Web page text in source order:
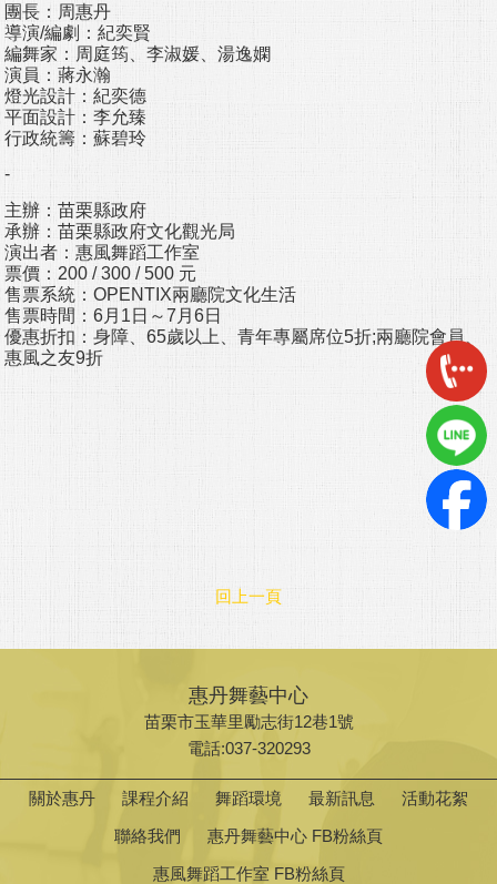
團長：周惠丹
導演/編劇：紀奕賢
編舞家：周庭筠、李淑媛、湯逸嫻
演員：蔣永瀚
燈光設計：紀奕德
平面設計：李允臻
行政統籌：蘇碧玲
-
主辦：苗栗縣政府
承辦：苗栗縣政府文化觀光局
演出者：惠風舞蹈工作室
票價：200 / 300 / 500 元
售票系統：OPENTIX兩廳院文化生活
售票時間：6月1日～7月6日
優惠折扣：身障、65歲以上、青年專屬席位5折;兩廳院會員、
惠風之友9折
回上一頁
惠丹舞藝中心
苗栗市玉華里勵志街12巷1號
電話:037-320293
關於惠丹 課程介紹 舞蹈環境 最新訊息
活動花絮
聯絡我們
惠丹舞藝中心 FB粉絲頁
惠風舞蹈工作室 FB粉絲頁